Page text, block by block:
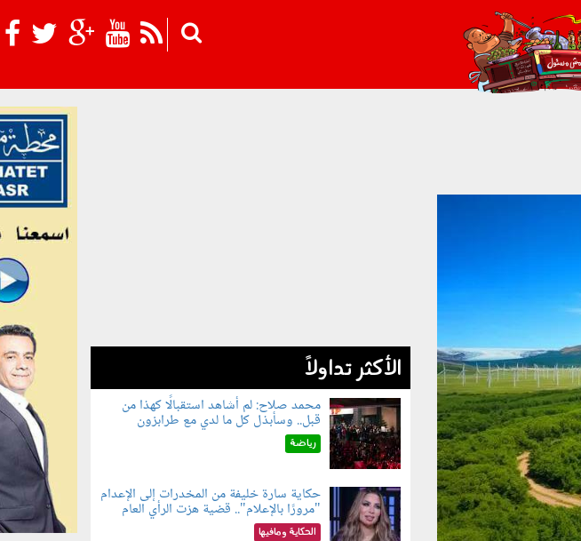
021_2.png
الأكثر تداولاً
060802.jpg
محمد صلاح: لم أشاهد استقبالًا كهذا من
قبل.. وسأبذل كل ما لدي مع طرابزون
رياضة
060801.jpeg
حكاية سارة خليفة من المخدرات إلى الإعدام
"مرورًا بالإعلام".. قضية هزت الرأي العام
الحكاية ومافيها